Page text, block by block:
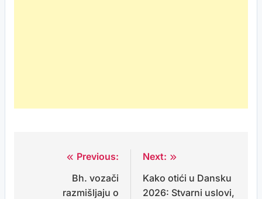
navigation
Previous:
Bh. vozači
razmišljaju o
Next:
Kako otići u Dansku
2026: Stvarni uslovi,